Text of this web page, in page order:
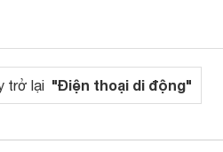
trở lại "Điện thoại di động"